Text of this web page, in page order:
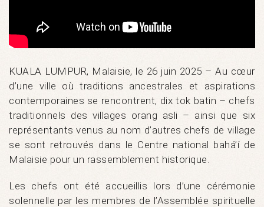
KUALA LUMPUR, Malaisie, le 26 juin 2025 – Au cœur
d’une ville où traditions ancestrales et aspirations
contemporaines se rencontrent, dix tok batin – chefs
traditionnels des villages orang asli – ainsi que six
représentants venus au nom d’autres chefs de village
se sont retrouvés dans le Centre national bahá’í de
Malaisie pour un rassemblement historique.
Les chefs ont été accueillis lors d’une cérémonie
solennelle par les membres de l’Assemblée spirituelle